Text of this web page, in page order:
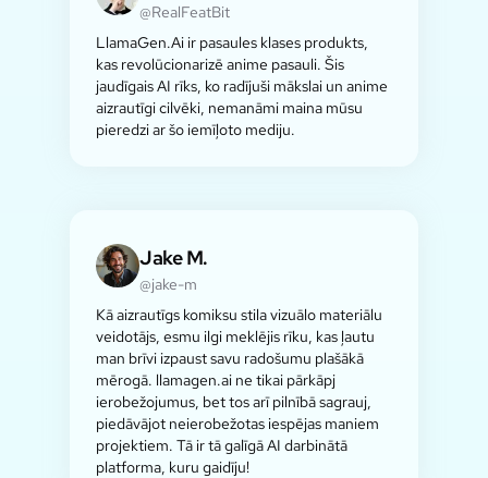
@RealFeatBit
LlamaGen.Ai ir pasaules klases produkts,
kas revolūcionarizē anime pasauli. Šis
jaudīgais AI rīks, ko radījuši mākslai un anime
aizrautīgi cilvēki, nemanāmi maina mūsu
pieredzi ar šo iemīļoto mediju.
Jake M.
@jake-m
Kā aizrautīgs komiksu stila vizuālo materiālu
veidotājs, esmu ilgi meklējis rīku, kas ļautu
man brīvi izpaust savu radošumu plašākā
mērogā. llamagen.ai ne tikai pārkāpj
ierobežojumus, bet tos arī pilnībā sagrauj,
piedāvājot neierobežotas iespējas maniem
projektiem. Tā ir tā galīgā AI darbinātā
platforma, kuru gaidīju!